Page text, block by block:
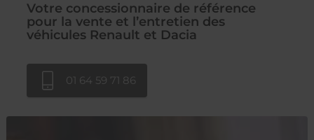
Votre concessionnaire de référence
pour la vente et l’entretien des
véhicules Renault et Dacia
01 64 59 71 86